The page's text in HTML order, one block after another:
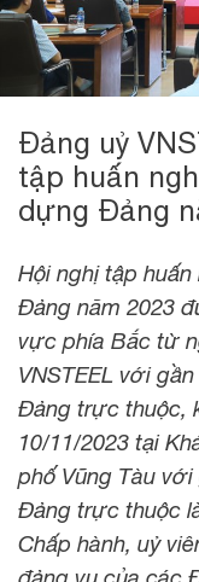
Đảng uỷ
tập huấn
dựng Đảng
Hộinghị tập
Đảng năm 2023
vực phía Bắc từ
VNSTEEL với
Đảng trực thuộc,
10/11/2023 tại
phố Vũng Tàu
Đảng trực thuộc
Chấp hành, uỷ